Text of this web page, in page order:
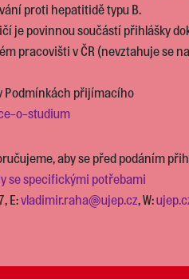
proti hepatitidě typu B.
je povinnou součástí přihlášky
pracovišti v ČR (nevztahuje se
Podmínkách přijímacího
o-studium
aby se před podáním
se specifickými potřebami
E:vladimir.raha@ujep.cz, W: